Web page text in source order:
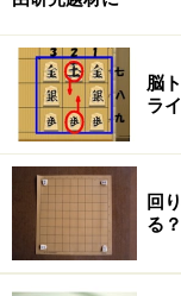
阿久津が持
プロ棋士VSソ
か？
大きな関心を集
脳
ラ
回
る？